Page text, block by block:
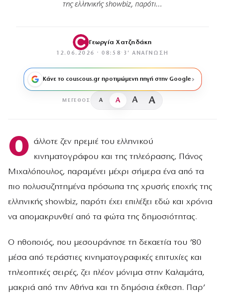
της ελληνικής showbiz, παρότι…
Γεωργία Χατζηδάκη
12.06.2026 · 08:58 · 3′ ΑΝΆΓΝΩΣΗ
Κάνε το couscous.gr προτιμώμενη πηγή στην Google
ΜΈΓΕΘΟΣ A A A A
Ο άλλοτε ζεν πρεμιέ του ελληνικού
κινηματογράφου και της τηλεόρασης, Πάνος
Μιχαλόπουλος, παραμένει μέχρι σήμερα ένα από τα
πιο πολυσυζητημένα πρόσωπα της χρυσής εποχής της
ελληνικής showbiz, παρότι έχει επιλέξει εδώ και χρόνια
να απομακρυνθεί από τα φώτα της δημοσιότητας.
Ο ηθοποιός, που μεσουράνησε τη δεκαετία του ’80
μέσα από τεράστιες κινηματογραφικές επιτυχίες και
τηλεοπτικές σειρές, ζει πλέον μόνιμα στην Καλαμάτα,
μακριά από την Αθήνα και τη δημόσια έκθεση. Παρ’